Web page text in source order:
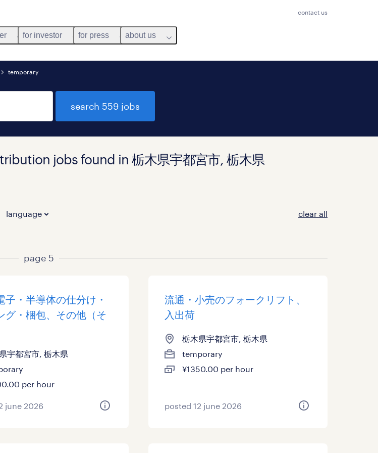
contact us
for investor for press about us
temporary
search 559 jobs
jobs found in 栃木県宇都宮市, 栃木県
language clear all
page 5
子・半導体の仕分け・
グ・梱包、その他（そ
宇都宮市, 栃木県
per hour
june 2026
流通・小売のフォークリフト、
入出荷
栃木県宇都宮市, 栃木県
temporary
¥1350.00 per hour
posted 12 june 2026